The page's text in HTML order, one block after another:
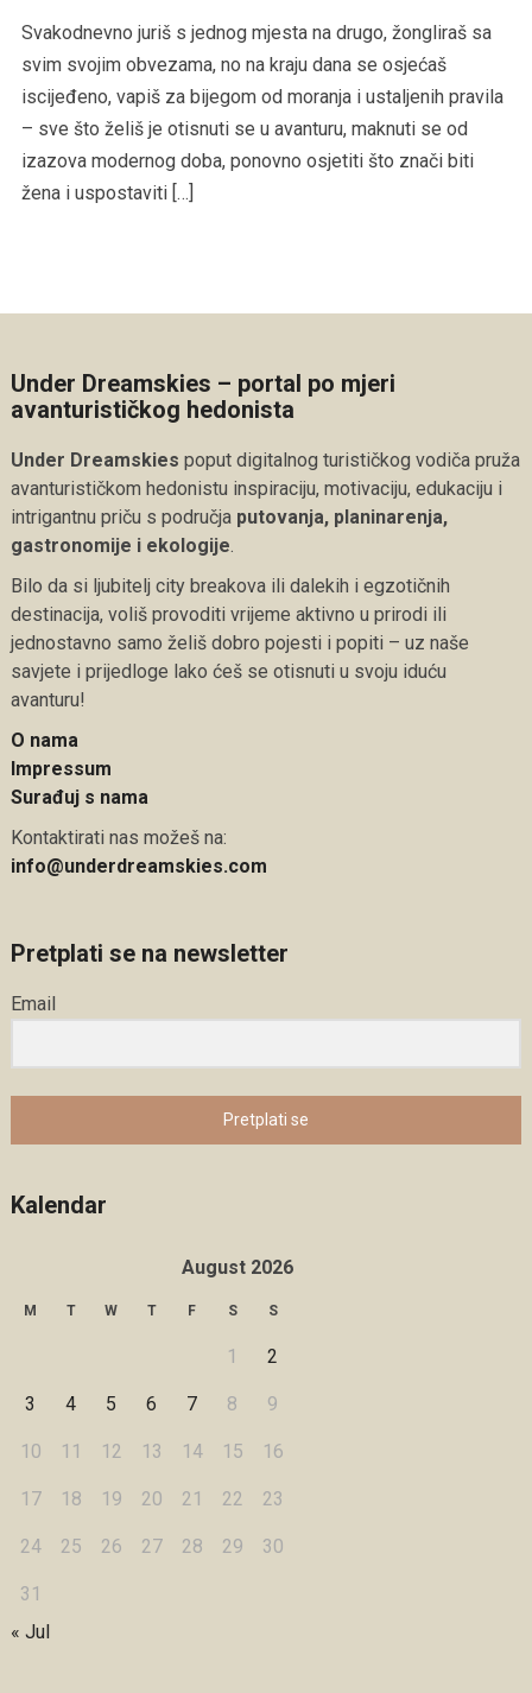
Svakodnevno juriš s jednog mjesta na drugo, žongliraš sa
svim svojim obvezama, no na kraju dana se osjećaš
iscijeđeno, vapiš za bijegom od moranja i ustaljenih pravila
– sve što želiš je otisnuti se u avanturu, maknuti se od
izazova modernog doba, ponovno osjetiti što znači biti
žena i uspostaviti […]
Under Dreamskies – portal po mjeri
avanturističkog hedonista
Under Dreamskies poput digitalnog turističkog vodiča pruža
avanturističkom hedonistu inspiraciju, motivaciju, edukaciju i
intrigantnu priču s područja putovanja, planinarenja,
gastronomije i ekologije.
Bilo da si ljubitelj city breakova ili dalekih i egzotičnih
destinacija, voliš provoditi vrijeme aktivno u prirodi ili
jednostavno samo želiš dobro pojesti i popiti – uz naše
savjete i prijedloge lako ćeš se otisnuti u svoju iduću
avanturu!
O nama
Impressum
Surađuj s nama
Kontaktirati nas možeš na:
info@underdreamskies.com
Pretplati se na newsletter
Email
Pretplati se
Kalendar
August 2026
M T W T F S S
1 2
3 4 5 6 7 8 9
10 11 12 13 14 15 16
17 18 19 20 21 22 23
24 25 26 27 28 29 30
31
« Jul